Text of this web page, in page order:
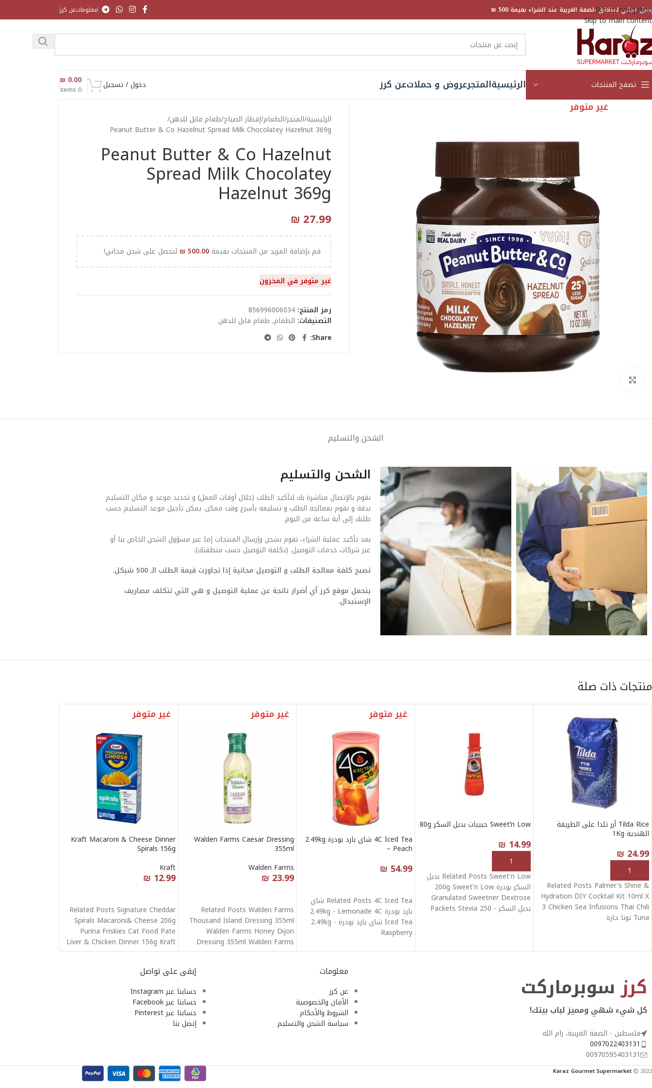
Skip to navigation
Skip to main content
مجاني لمناطق الضفة الغربية عند الشراء بقيمة 500 ₪ معلوماتعن كرز
تصفح المنتجات الرئيسيةالمتجرعروض و حملاتعن كرز دخول / تسجيل 0
items
₪ 0.00
غير متوفر
الرئيسية المتجرالطعامإفطار الصباح طعام قابل للدهن
Peanut Butter & Co Hazelnut Spread Milk Chocolatey Hazelnut 369g
Peanut Butter & Co Hazelnut
Spread Milk Chocolatey
Hazelnut 369g
₪ 27.99
قم بإضافة المزيد من المنتجات بقيمة ₪500.00 لتحصل على شحن مجاني!
غير متوفر في المخزون
رمز المنتج: 856996006034
التصنيفات: الطعام, طعام قابل للدهن
Share:
الشحن والتسليم
الشحن والتسليم
نقوم بالإتصال مباشرة بك لتأكيد الطلب (خلال أوقات العمل) و تحديد موعد و مكان التسليم
بدقة و نقوم بمعالجة الطلب و تسليمه بأسرع وقت ممكن. يمكن تأجيل موعد التسليم حسب
طلبك إلى أية ساعة من اليوم.
بعد تأكيد عملية الشراء، نقوم بشحن وإرسال المنتجات إما عبر مسؤول الشحن الخاص بنا أو
عبر شركات خدمات التوصيل. (تكلفة التوصيل حسب منطقتك).
تصبح كلفة معالجة الطلب و التوصيل مجانية إذا تجاوزت قيمة الطلب الـ 500 شيكل.
يتحمل موقع كرز أي أضرار ناتجة عن عملية التوصيل و هي التي تتكلف مصاريف
الإستبدال.
منتجات ذات صلة
Tilda Rice أرز تلدا على الطريقة
الهندية 1Kg
₪ 24.99
إضافة إلى السلة
Related Posts Palmer's Shine &
Hydration DIY Cocktail Kit 10ml X
3 Chicken Sea Infusions Thai Chili
Tuna تونا حارة
Sweet’n Low حبيبات بديل السكر 80g
₪ 14.99
إضافة إلى السلة
Related Posts Sweet'n Low بديل
السكر بودرة 200g Sweet'n Low
Granulated Sweetner Dextrose
بديل السكر - 250 Packets Stevia
غير متوفر
4C Iced Tea شاي بارد بودرة 2.49kg
– Peach
₪ 54.99
Related Posts 4C Iced Tea شاي
بارد بودرة 2.49kg - Lemonade 4C
Iced Tea شاي بارد بودرة 2.49kg -
Raspberry
غير متوفر
Walden Farms Caesar Dressing
355ml
Walden Farms
₪ 23.99
Related Posts Walden Farms
Thousand Island Dressing 355ml
Walden Farms Honey Dijon
Dressing 355ml Walden Farms
Ranch Dressing 355ml Walden
غير متوفر
Kraft Macaroni & Cheese Dinner
Spirals 156g
Kraft
₪ 12.99
Related Posts Signature Cheddar
Spirals Macaroni& Cheese 206g
Purina Friskies Cat Food Pate
Liver & Chicken Dinner 156g Kraft
Cheddar
كرز سوبرماركت
كل شيء شهي ومميز لباب بيتك!
فلسطين - الضفة الغربية، رام الله
0097022403131
00970595403131
معلومات
عن كرز
الأمان والخصوصية
الشروط والأحكام
سياسة الشحن والتسليم
إبقى على تواصل
حسابنا عبر Instagram
حسابنا عبر Facebook
حسابنا عبر Pinterest
إتصل بنا
Karaz Gourmet Supermarket 2022